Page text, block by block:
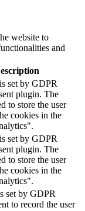
website to
and
set by GDPR
plugin. The
to store the user
cookies in the
set by GDPR
plugin. The
to store the user
cookies in the
set by GDPR
to record the user